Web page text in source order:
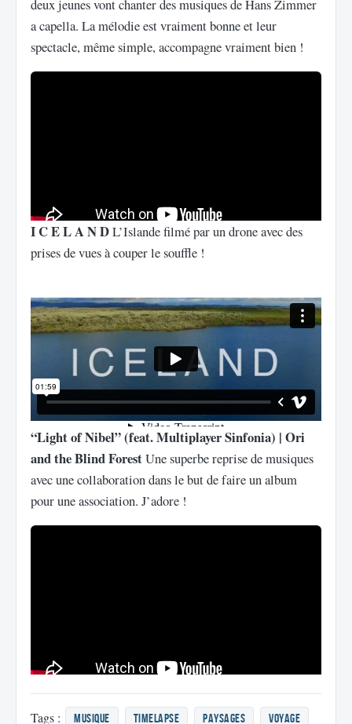
deux jeunes vont chanter des musiques de Hans Zimmer
a capella. La mélodie est vraiment bonne et leur
spectacle, même simple, accompagne vraiment bien !
I C E L A N DL’Islande filmé par un drone avec des
prises de vues à couper le souffle !
“Light of Nibel” (feat. Multiplayer Sinfonia) | Ori
and the Blind ForestUne superbe reprise de musiques
avec une collaboration dans le but de faire un album
pour une association. J’adore !
Tags : musique Timelapse paysages voyage